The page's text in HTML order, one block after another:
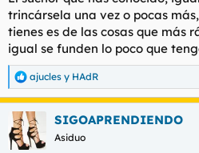
trincársela una vez o pocas
tienes es de las cosas que más
igual se funden lo poco que
R
e
a
c
c
i
ajucles y HAdR
SIGOAPRENDIENDO
Asiduo